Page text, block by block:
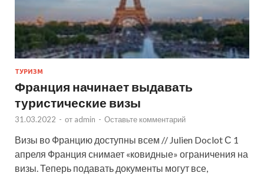
ТУРИЗМ
Франция начинает выдавать
туристические визы
31.03.2022 - от admin - Оставьте комментарий
Визы во Францию доступны всем // Julien Doclot С 1
апреля Франция снимает «ковидные» ограничения на
визы. Теперь подавать документы могут все,